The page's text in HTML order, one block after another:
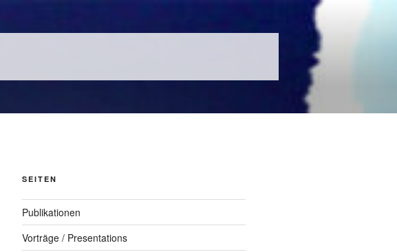
SEITEN
Publikationen
Vorträge / Presentations